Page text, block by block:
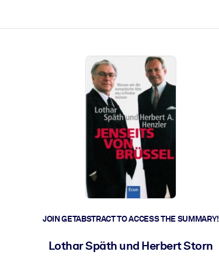
JOIN GETABSTRACT TO ACCESS THE SUMMARY!
Lothar Späth und Herbert Storn